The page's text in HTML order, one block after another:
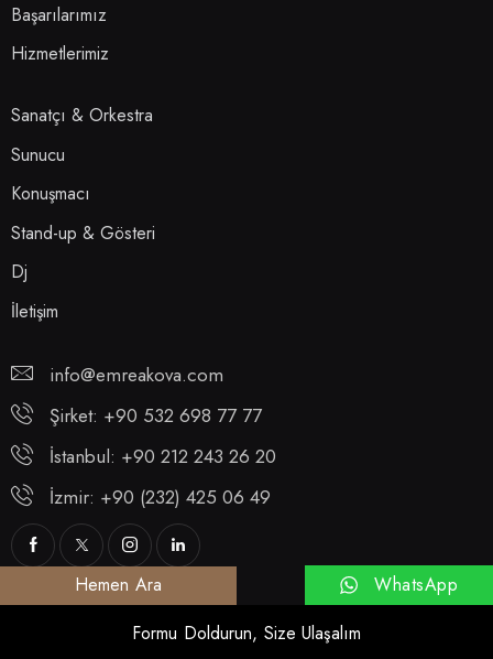
Hemen Ara
Formu Doldurun, Size Ulaşalım
Başarılarımız
Hizmetlerimiz
Sanatçı & Orkestra
Sunucu
Konuşmacı
Stand-up & Gösteri
Dj
İletişim
info@emreakova.com
Şirket: +90 532 698 77 77
İstanbul: +90 212 243 26 20
İzmir: +90 (232) 425 06 49
© 2025 Emre Akova. Tüm Hakları Saklıdır.
WhatsApp